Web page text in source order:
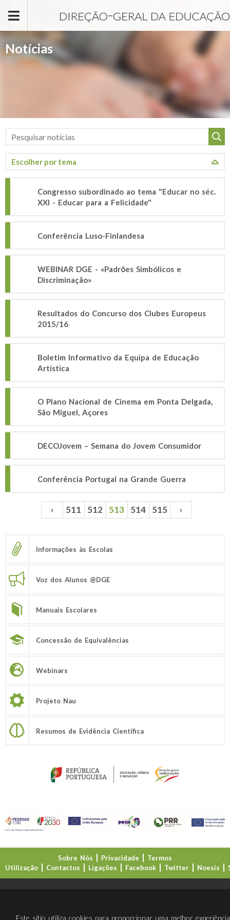
Notícias
Congresso subordinado ao tema "Educar no séc.
XXI - Educar para a Felicidade"
Conferência Luso-Finlandesa
WEBINAR DGE - «Padrões Simbólicos e
Discriminação»
Resultados do Concurso dos Clubes Europeus
2015/16
Boletim Informativo da Equipa de Educação
Artística
O Plano Nacional de Cinema em Ponta Delgada,
São Miguel, Açores
DECOJovem – Semana do Jovem Consumidor
Conferência Portugal na Grande Guerra
Páginas ‹ 511 512 513 514 515 ›
Informações às Escolas
Voz dos Alunos @DGE
Manuais Escolares
Concessão de Equivalências
Webinars
Projeto Nau
Resumos de Evidência Científica
Sobre Nós Privacidade
Termos
Utilização
Contactos Ligações Facebook Twitter Noesis
Este sítio utiliza cookies para proporcionar uma melhor